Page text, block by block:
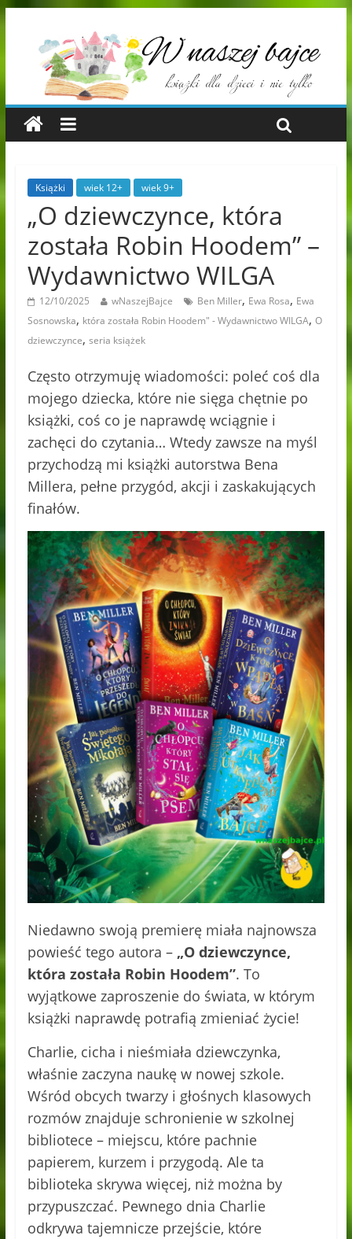
Książki wiek 12+ wiek 9+
„O dziewczynce, która
została Robin Hoodem” –
Wydawnictwo WILGA
12/10/2025 wNaszejBajce Ben Miller, Ewa Rosa, Ewa
Sosnowska, która została Robin Hoodem" - Wydawnictwo WILGA, O
dziewczynce, seria książek
Często otrzymuję wiadomości: poleć coś dla
mojego dziecka, które nie sięga chętnie po
książki, coś co je naprawdę wciągnie i
zachęci do czytania… Wtedy zawsze na myśl
przychodzą mi książki autorstwa Bena
Millera, pełne przygód, akcji i zaskakujących
finałów.
Niedawno swoją premierę miała najnowsza
powieść tego autora – „O dziewczynce,
która została Robin Hoodem”. To
wyjątkowe zaproszenie do świata, w którym
książki naprawdę potrafią zmieniać życie!
Charlie, cicha i nieśmiała dziewczynka,
właśnie zaczyna naukę w nowej szkole.
Wśród obcych twarzy i głośnych klasowych
rozmów znajduje schronienie w szkolnej
bibliotece – miejscu, które pachnie
papierem, kurzem i przygodą. Ale ta
biblioteka skrywa więcej, niż można by
przypuszczać. Pewnego dnia Charlie
odkrywa tajemnicze przejście, które